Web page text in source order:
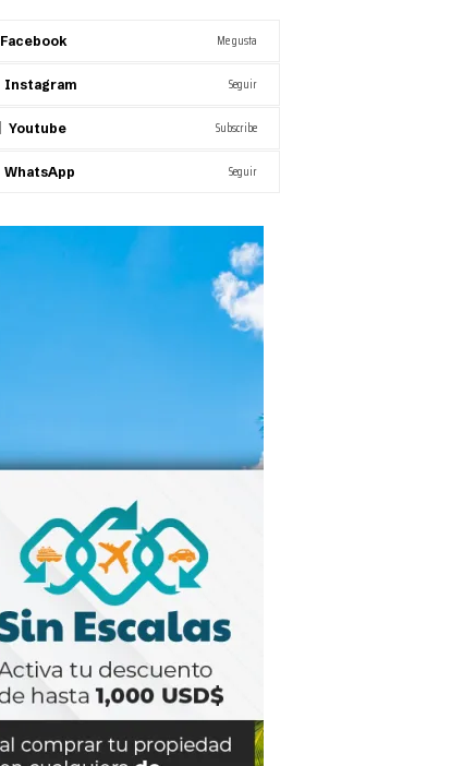
Facebook Me gusta
Instagram Seguir
Youtube Subscribe
WhatsApp Seguir